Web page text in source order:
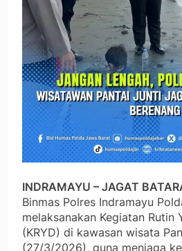
INDRAMAYU – JAGAT
Binmas Polres Indramayu
melaksanakan Kegiatan Rutin
(KRYD) di kawasan wisata
(27/3/2026), guna menjaga